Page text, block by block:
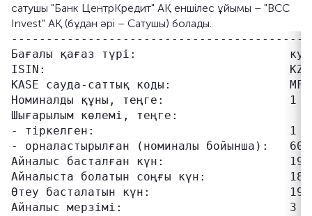
сатушы "Банк ЦентрКредит" АҚ еншілес ұйымы – "BCC
Invest" АҚ (бұдан әрі – Сатушы) болады.
Бағалы қағаз түрі:
ISIN:
KASE сауда-саттық коды:
Номиналды құны, теңге:                  1
Шығарылым көлемі, теңге:
- тіркелген:                            1
- орналастырылған (номиналы бойынша):
Айналыс басталған күн:
Айналыста болатын соңғы күн:
Өтеу басталатын күн:
Айналыс мерзімі:                        3